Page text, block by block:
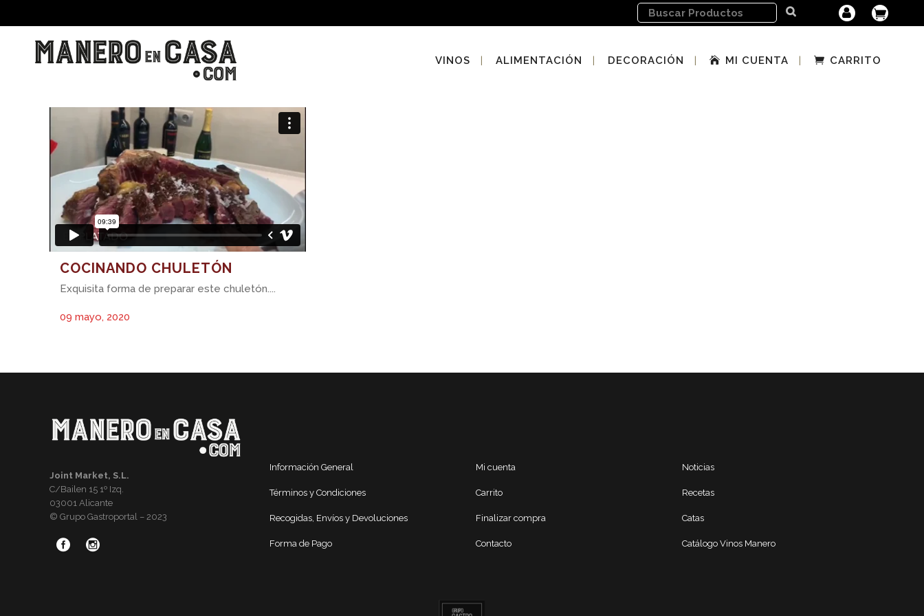
VINOS ALIMENTACIÓN DECORACIÓN MI CUENTA CARRITO
COCINANDO CHULETÓN
Exquisita forma de preparar este chuletón....
09 mayo, 2020
Joint Market, S.L.
C/Bailen 15 1º Izq.
03001 Alicante
© Grupo Gastroportal – 2023
Información General
Términos y Condiciones
Recogidas, Envíos y Devoluciones
Forma de Pago
Mi cuenta
Carrito
Finalizar compra
Contacto
Noticias
Recetas
Catas
Catálogo Vinos Manero